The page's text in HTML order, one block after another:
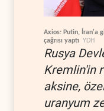
Axios: Putin, İran'a
çağrısı yaptı YDH
Rusya
Kremlin'in
aksine,
uranyum